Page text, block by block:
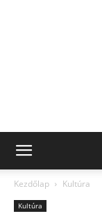
Kezdőlap Kultúra
Kultúra